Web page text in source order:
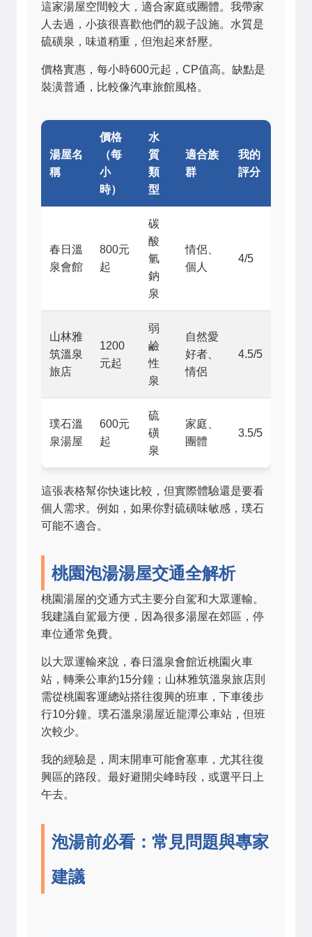
這家湯屋空間較大，適合家庭或團體。我帶家
人去過，小孩很喜歡他們的親子設施。水質是
硫磺泉，味道稍重，但泡起來舒壓。
價格實惠，每小時600元起，CP值高。缺點是
裝潢普通，比較像汽車旅館風格。
湯屋名
稱
價格
（每
小
時）
水
質
類
型
適合族
群
我的
評分
春日溫
泉會館
800元
起
碳
酸
氫
鈉
泉
情侶、
個人
4/5
山林雅
筑溫泉
旅店
1200
元起
弱
鹼
性
泉
自然愛
好者、
情侶
4.5/5
璞石溫
泉湯屋
600元
起
硫
磺
泉
家庭、
團體
3.5/5
這張表格幫你快速比較，但實際體驗還是要看
個人需求。例如，如果你對硫磺味敏感，璞石
可能不適合。
桃園泡湯湯屋交通全解析
桃園湯屋的交通方式主要分自駕和大眾運輸。
我建議自駕最方便，因為很多湯屋在郊區，停
車位通常免費。
以大眾運輸來說，春日溫泉會館近桃園火車
站，轉乘公車約15分鐘；山林雅筑溫泉旅店則
需從桃園客運總站搭往復興的班車，下車後步
行10分鐘。璞石溫泉湯屋近龍潭公車站，但班
次較少。
我的經驗是，周末開車可能會塞車，尤其往復
興區的路段。最好避開尖峰時段，或選平日上
午去。
泡湯前必看：常見問題與專家
建議